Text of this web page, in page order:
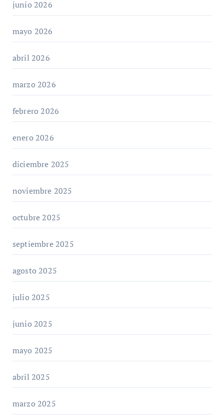
junio 2026
mayo 2026
abril 2026
marzo 2026
febrero 2026
enero 2026
diciembre 2025
noviembre 2025
octubre 2025
septiembre 2025
agosto 2025
julio 2025
junio 2025
mayo 2025
abril 2025
marzo 2025